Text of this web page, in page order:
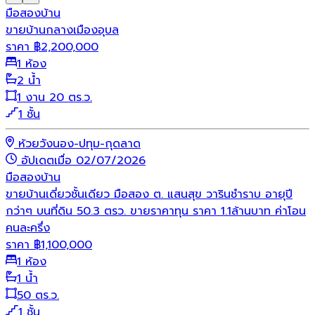
มือสองบ้าน
ขายบ้านกลางเมืองอุบล
ราคา ฿2,200,000
1 ห้อง
2 น้ำ
1 งาน 20 ตร.ว.
1 ชั้น
ห้วยวังนอง-ปทุม-กุดลาด
อัปเดตเมื่อ 02/07/2026
มือสองบ้าน
ขายบ้านเดี่ยวชั้นเดียว มือสอง ต. แสนสุข วารินชำราบ อายุปี
กว่าๆ บนที่ดิน 50.3 ตรว. ขายราคาทุน ราคา 1.1ล้านบาท ค่าโอน
คนละครึ่ง
ราคา ฿1,100,000
1 ห้อง
1 น้ำ
50 ตร.ว.